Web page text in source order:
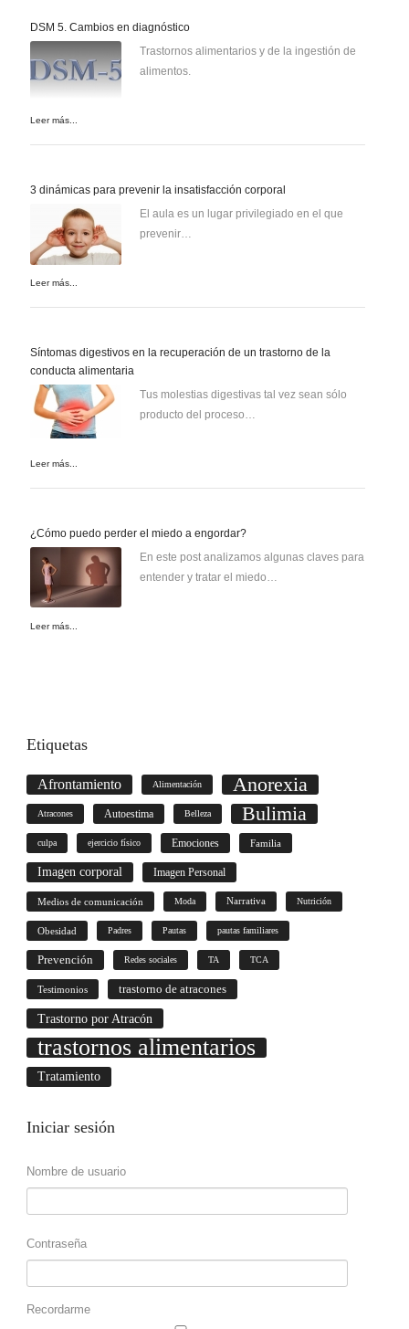
DSM 5. Cambios en diagnóstico
Trastornos alimentarios y de la ingestión de
alimentos.
Leer más...
3 dinámicas para prevenir la insatisfacción corporal
El aula es un lugar privilegiado en el que
prevenir…
Leer más...
Síntomas digestivos en la recuperación de un trastorno de la
conducta alimentaria
Tus molestias digestivas tal vez sean sólo
producto del proceso…
Leer más...
¿Cómo puedo perder el miedo a engordar?
En este post analizamos algunas claves para
entender y tratar el miedo…
Leer más...
Etiquetas
Afrontamiento Alimentación Anorexia
Atracones Autoestima Belleza Bulimia
culpa ejercicio físico Emociones Familia
Imagen corporal Imagen Personal
Medios de comunicación Moda Narrativa Nutrición
Obesidad Padres Pautas pautas familiares
Prevención Redes sociales TA TCA
Testimonios trastorno de atracones
Trastorno por Atracón
trastornos alimentarios
Tratamiento
Iniciar sesión
Nombre de usuario
Contraseña
Recordarme